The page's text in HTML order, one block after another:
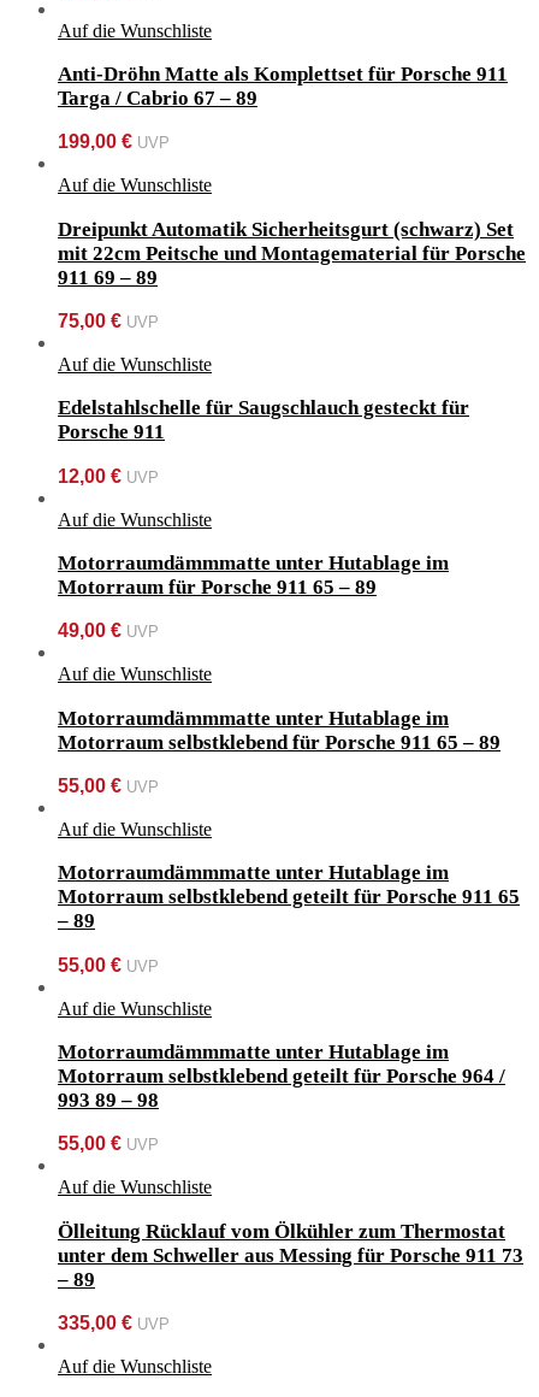
Auf die Wunschliste
Anti-Dröhn Matte als Komplettset für Porsche 911
Targa / Cabrio 67 – 89
199,00 € UVP
Auf die Wunschliste
Dreipunkt Automatik Sicherheitsgurt (schwarz) Set
mit 22cm Peitsche und Montagematerial für Porsche
911 69 – 89
75,00 € UVP
Auf die Wunschliste
Edelstahlschelle für Saugschlauch gesteckt für
Porsche 911
12,00 € UVP
Auf die Wunschliste
Motorraumdämmmatte unter Hutablage im
Motorraum für Porsche 911 65 – 89
49,00 € UVP
Auf die Wunschliste
Motorraumdämmmatte unter Hutablage im
Motorraum selbstklebend für Porsche 911 65 – 89
55,00 € UVP
Auf die Wunschliste
Motorraumdämmmatte unter Hutablage im
Motorraum selbstklebend geteilt für Porsche 911 65
– 89
55,00 € UVP
Auf die Wunschliste
Motorraumdämmmatte unter Hutablage im
Motorraum selbstklebend geteilt für Porsche 964 /
993 89 – 98
55,00 € UVP
Auf die Wunschliste
Ölleitung Rücklauf vom Ölkühler zum Thermostat
unter dem Schweller aus Messing für Porsche 911 73
– 89
335,00 € UVP
Auf die Wunschliste